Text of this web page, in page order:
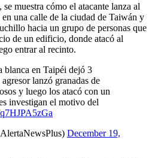
muestra cómo el atacante lanza al
una calle de la ciudad de Taiwán y
hacia un grupo de personas que
de un edificio, donde atacó al
entrar al recinto.
en Taipéi dejó 3
lanzó granadas de
y luego los atacó con un
investigan el motivo del
December 19,